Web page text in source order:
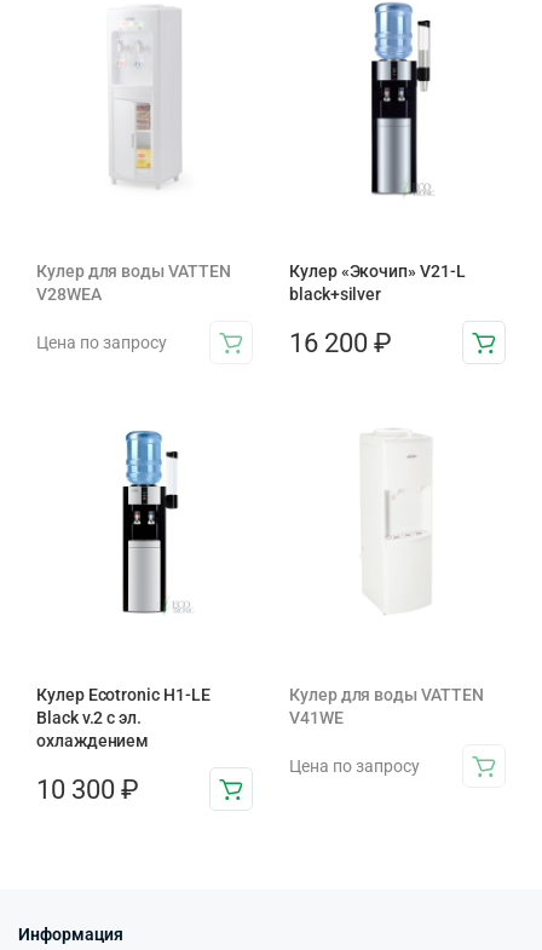
Кулер для воды VATTEN
V28WEA
Цена по запросу
Кулер «Экочип» V21-L
black+silver
16 200 ₽
Кулер Ecotronic H1-LE
Black v.2 с эл.
охлаждением
10 300 ₽
Кулер для воды VATTEN
V41WE
Цена по запросу
Информация